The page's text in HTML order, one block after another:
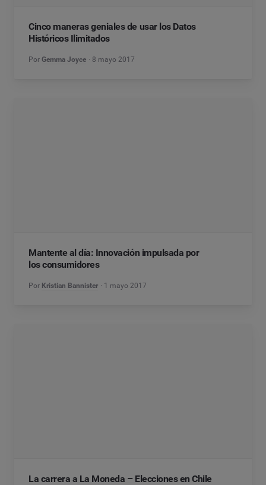
Cinco maneras geniales de usar los Datos
Históricos Ilimitados
Por Gemma Joyce 8 mayo 2017
Mantente al día: Innovación impulsada por
los consumidores
Por Kristian Bannister 1 mayo 2017
La carrera a La Moneda – Elecciones en Chile